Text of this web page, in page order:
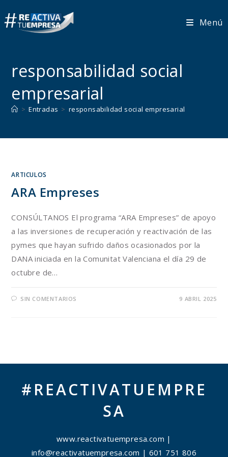
al
contenido
Menú
responsabilidad social
empresarial
> Entradas > responsabilidad social empresarial
ARTICULOS
ARA Empreses
CONSÚLTANOS El programa “ARA Empreses” de apoyo
a las inversiones de recuperación y reactivación de las
pymes que hayan sufrido daños ocasionados por la
DANA iniciada en la Comunitat Valenciana el día 29 de
octubre de…
SIN COMENTARIOS 9 ABRIL 2025
#REACTIVATUEMPRE
SA
www.reactivatuempresa.com |
info@reactivatuempresa.com | 601 751 806